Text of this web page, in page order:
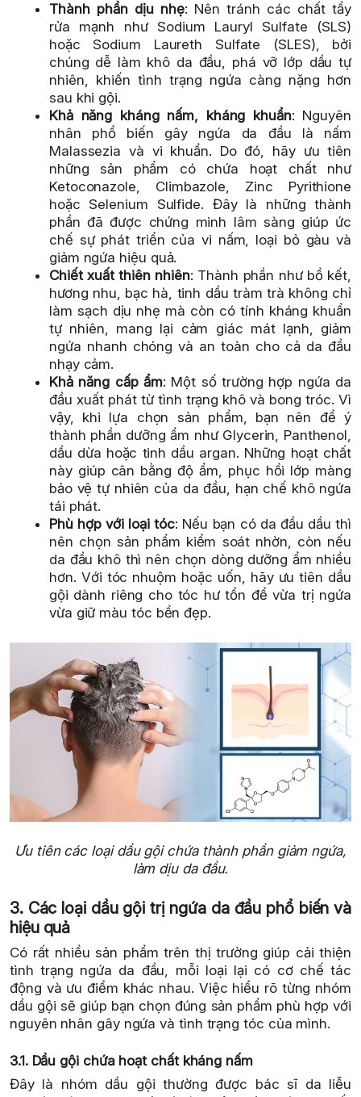
Thành phần dịu nhẹ: Nên tránh các chất tẩy
rửa mạnh như Sodium Lauryl Sulfate (SLS)
hoặc Sodium Laureth Sulfate (SLES), bởi
chúng dễ làm khô da đầu, phá vỡ lớp dầu tự
nhiên, khiến tình trạng ngứa càng nặng hơn
sau khi gội.
Khả năng kháng nấm, kháng khuẩn: Nguyên
nhân phổ biến gây ngứa da đầu là nấm
Malassezia và vi khuẩn. Do đó, hãy ưu tiên
những sản phẩm có chứa hoạt chất như
Ketoconazole, Climbazole, Zinc Pyrithione
hoặc Selenium Sulfide. Đây là những thành
phần đã được chứng minh lâm sàng giúp ức
chế sự phát triển của vi nấm, loại bỏ gàu và
giảm ngứa hiệu quả.
Chiết xuất thiên nhiên: Thành phần như bồ kết,
hương nhu, bạc hà, tinh dầu tràm trà không chỉ
làm sạch dịu nhẹ mà còn có tính kháng khuẩn
tự nhiên, mang lại cảm giác mát lạnh, giảm
ngứa nhanh chóng và an toàn cho cả da đầu
nhạy cảm.
Khả năng cấp ẩm: Một số trường hợp ngứa da
đầu xuất phát từ tình trạng khô và bong tróc. Vì
vậy, khi lựa chọn sản phẩm, bạn nên để ý
thành phần dưỡng ẩm như Glycerin, Panthenol,
dầu dừa hoặc tinh dầu argan. Những hoạt chất
này giúp cân bằng độ ẩm, phục hồi lớp màng
bảo vệ tự nhiên của da đầu, hạn chế khô ngứa
tái phát.
Phù hợp với loại tóc: Nếu bạn có da đầu dầu thì
nên chọn sản phẩm kiểm soát nhờn, còn nếu
da đầu khô thì nên chọn dòng dưỡng ẩm nhiều
hơn. Với tóc nhuộm hoặc uốn, hãy ưu tiên dầu
gội dành riêng cho tóc hư tổn để vừa trị ngứa
vừa giữ màu tóc bền đẹp.
Ưu tiên các loại dầu gội chứa thành phần giảm ngứa,
làm dịu da đầu.
3. Các loại dầu gội trị ngứa da đầu phổ biến và
hiệu quả
Có rất nhiều sản phẩm trên thị trường giúp cải thiện
tình trạng ngứa da đầu, mỗi loại lại có cơ chế tác
động và ưu điểm khác nhau. Việc hiểu rõ từng nhóm
dầu gội sẽ giúp bạn chọn đúng sản phẩm phù hợp với
nguyên nhân gây ngứa và tình trạng tóc của mình.
3.1. Dầu gội chứa hoạt chất kháng nấm
Đây là nhóm dầu gội thường được bác sĩ da liễu